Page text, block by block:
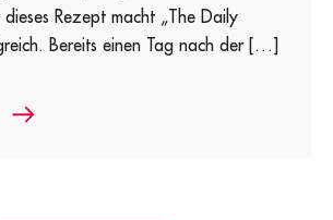
Rezept macht „The Daily
Bereits einen Tag nach der […]